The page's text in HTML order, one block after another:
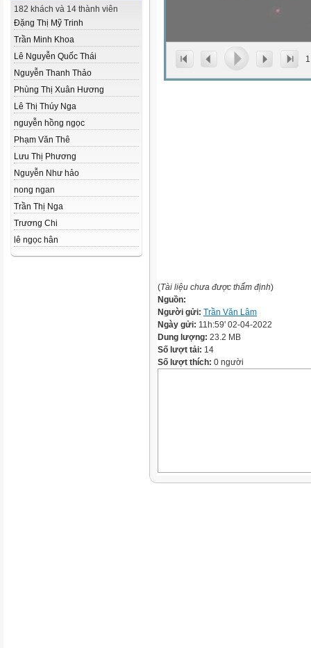
182 khách và 14 thành viên
Đặng Thị Mỹ Trinh
Trần Minh Khoa
Lê Nguyễn Quốc Thái
Nguyễn Thanh Thảo
Phùng Thị Xuân Hương
Lê Thị Thúy Nga
nguyễn hồng ngọc
Phạm Văn Thê
Lưu Thị Phương
Nguyễn Như hảo
nong ngan
Trần Thị Nga
Trương Chi
lê ngọc hân
1
(Tài liệu chưa được thẩm định)
Nguồn:
Người gửi: Trần Văn Lâm
Ngày gửi: 11h:59' 02-04-2022
Dung lượng: 23.2 MB
Số lượt tải: 14
Số lượt thích: 0 người